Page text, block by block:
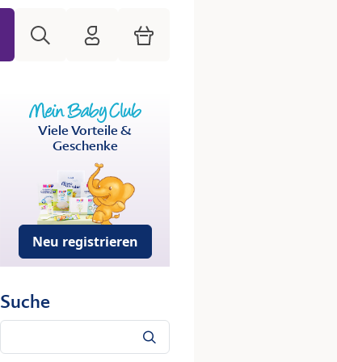
HiPP Mein Babyclub
Warenkorb
Viele Vorteile &
Geschenke
Neu registrieren
Suche